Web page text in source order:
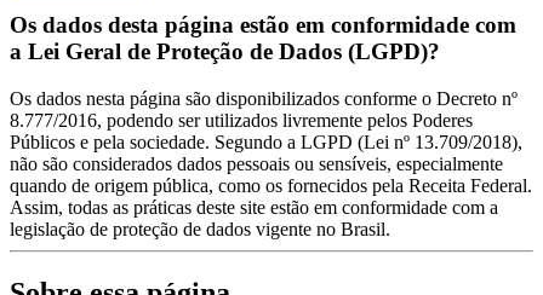
Os dados desta página estão em conformidade com
a Lei Geral de Proteção de Dados (LGPD)?
Os dados nesta página são disponibilizados conforme o Decreto nº
8.777/2016, podendo ser utilizados livremente pelos Poderes
Públicos e pela sociedade. Segundo a LGPD (Lei nº 13.709/2018),
não são considerados dados pessoais ou sensíveis, especialmente
quando de origem pública, como os fornecidos pela Receita Federal.
Assim, todas as práticas deste site estão em conformidade com a
legislação de proteção de dados vigente no Brasil.